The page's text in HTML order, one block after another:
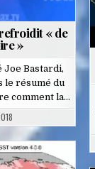
« de
»
Joe Bastardi,
le résumé du
comment la…